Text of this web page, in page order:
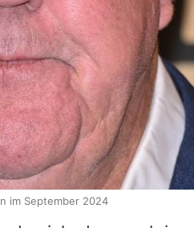
im September 2024